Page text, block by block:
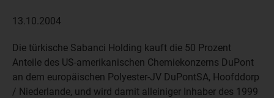
13.10.2004
Die türkische Sabanci Holding kauft die 50 Prozent
Anteile des US-amerikanischen Chemiekonzerns DuPont
an dem europäischen Polyester-JV DuPontSA, Hoofddorp
/ Niederlande, und wird damit alleiniger Inhaber des 1999